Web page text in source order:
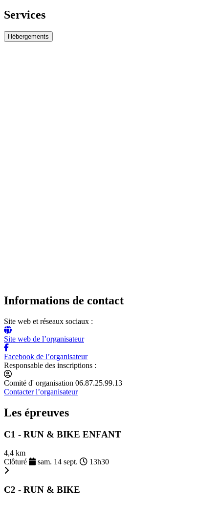
Services
Hébergements
Informations de contact
Site web et réseaux sociaux :
Site web de l’organisateur
Facebook de l’organisateur
Responsable des inscriptions :
Comité d' organisation 06.87.25.99.13
Contacter l’organisateur
Les épreuves
C1 - RUN & BIKE ENFANT
4,4 km
Clôturé
sam. 14 sept. 13h30
C2 - RUN & BIKE